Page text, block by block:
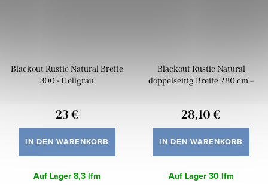
Blackout Rustic Natural Breite
300 - Hellgrau
23 €
IN DEN WARENKORB
Auf Lager8,3 lfm
Blackout Rustic Natural
doppelseitig Breite 280 cm –
28,10 €
IN DEN WARENKORB
Auf Lager30 lfm